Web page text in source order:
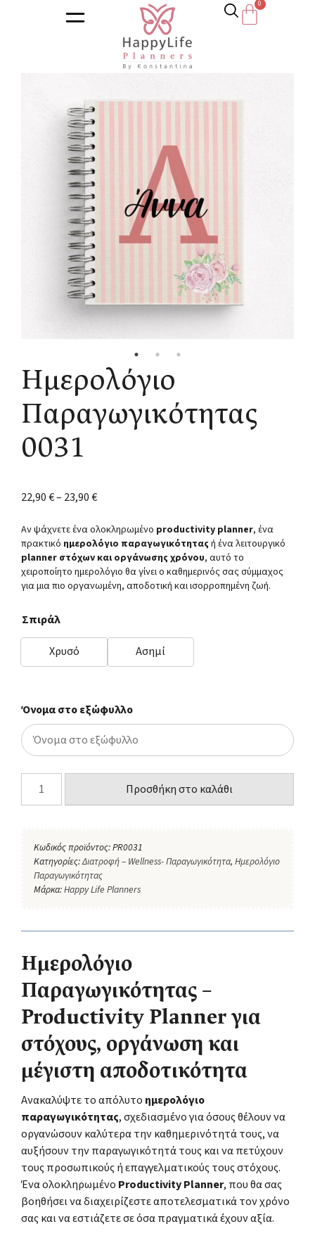
Κατάστημα/Ημερολόγια
Ημερολόγιο
Παραγωγικότητας
0031
22,90€– 23,90€
Αν ψάχνετε ένα ολοκληρωμένο productivity planner, ένα
πρακτικό ημερολόγιο παραγωγικότηταςή ένα λειτουργικό
planner στόχων και οργάνωσης χρόνου, αυτό το
χειροποίητο ημερολόγιο θα γίνει ο καθημερινός σας σύμμαχος
για μια πιο οργανωμένη, αποδοτική και ισορροπημένη ζωή.
Σπιράλ
Χρυσό Ασημί
Όνομα στο εξώφυλλο
Προσθήκη στο καλάθι
Κωδικός προϊόντος:PR0031
Κατηγορίες:Διατροφή – Wellness- Παραγωγικότητα, Ημερολόγιο
Παραγωγικότητας
Μάρκα:Happy Life Planners
Ημερολόγιο
Παραγωγικότητας –
Productivity Planner για
στόχους, οργάνωση και
μέγιστη αποδοτικότητα
Ανακαλύψτε το απόλυτο ημερολόγιο
παραγωγικότητας, σχεδιασμένο για όσους θέλουν να
οργανώσουν καλύτερα την καθημερινότητά τους, να
αυξήσουν την παραγωγικότητά τους και να πετύχουν
τους προσωπικούς ή επαγγελματικούς τους στόχους.
Ένα ολοκληρωμένο Productivity Planner, που θα σας
βοηθήσει να διαχειρίζεστε αποτελεσματικά τον χρόνο
σας και να εστιάζετε σε όσα πραγματικά έχουν αξία.